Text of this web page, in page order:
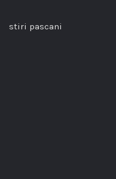
stiri pascani